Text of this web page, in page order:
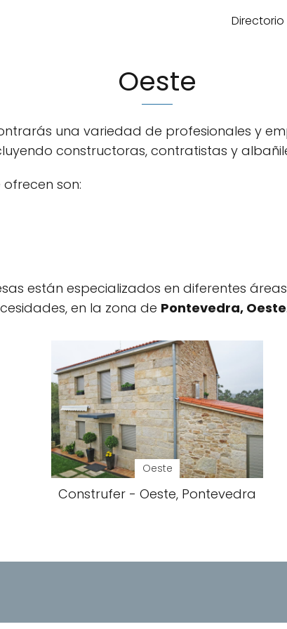
Oeste
una variedad de profesionales y
constructoras, contratistas y
son:
están especializados en diferentes
en la zona de Pontevedra, Oeste.
Oeste
Construfer - Oeste, Pontevedra